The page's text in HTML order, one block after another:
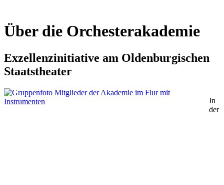
Über die Orchesterakademie
Exzellenzinitiative am Oldenburgischen
Staatstheater
In
der